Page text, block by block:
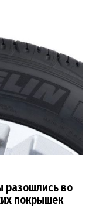
разошлись во
покрышек